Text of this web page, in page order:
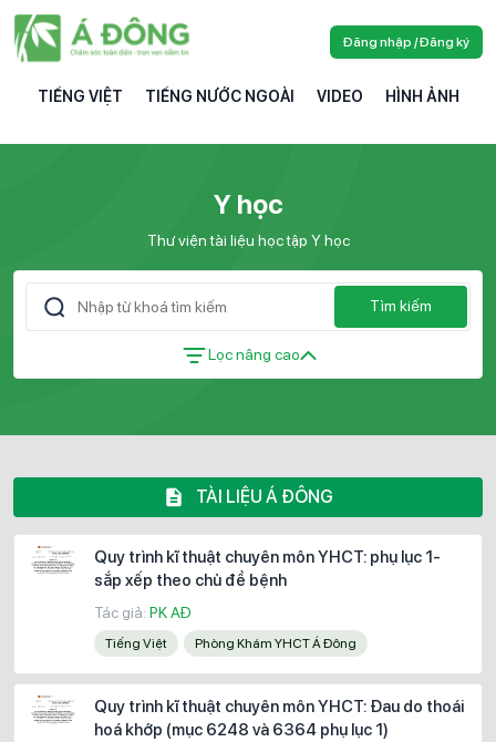
TIẾNG VIỆT TIẾNG NƯỚC NGOÀI VIDEO HÌNH ẢNH
Đăng nhập / Đăng ký
Y học
Thư viện tài liệu học tập Y học
Tìm kiếm
Lọc nâng cao
TÀI LIỆU Á ĐÔNG
Quy trình kĩ thuật chuyên môn YHCT: phụ lục 1-
sắp xếp theo chủ đề bệnh
Tác giả: PK AĐ
Tiếng Việt Phòng Khám YHCT Á Đông
Quy trình kĩ thuật chuyên môn YHCT: Đau do thoái
hoá khớp (mục 6248 và 6364 phụ lục 1)